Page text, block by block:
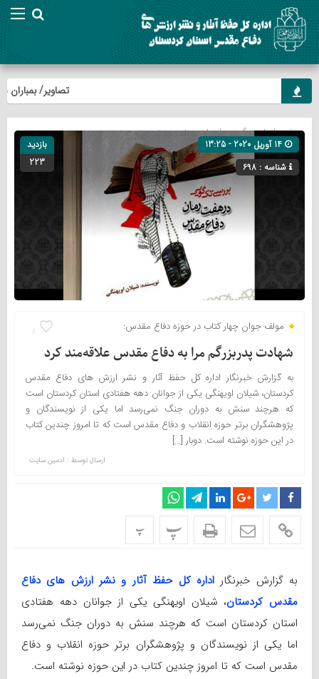
تصاویر/ بمباران
صفحه اصلی» گروه »ادبیات»خبر»هنر
شناسه : 698
بازدید
223
8 مولف جوان چهار کتاب در حوزه دفاع مقدس:
شهادت پدربزرگم مرا به دفاع مقدس علاقه‌مند کرد
به گزارش خبرنگار اداره کل حفظ آثار و نشر ارزش های دفاع مقدس
کردستان، شیلان اویهنگی یکی از جوانان دهه هفتادی استان کردستان است
که هرچند سنش به دوران جنگ نمی‌رسد اما یکی از نویسندگان و
پژوهشگران برتر حوزه انقلاب و دفاع مقدس است که تا امروز چندین کتاب
در این حوزه نوشته است. دوبار […]
ارسال توسط : ادمین سایت
پ پ
به گزارش خبرنگاراداره کل حفظ آثار و نشر ارزش های دفاع
مقدس کردستان، شیلان اویهنگی یکی از جوانان دهه هفتادی
استان کردستان است که هرچند سنش به دوران جنگ نمی‌رسد
اما یکی از نویسندگان و پژوهشگران برتر حوزه انقلاب و دفاع
مقدس است که تا امروز چندین کتاب در این حوزه نوشته است.